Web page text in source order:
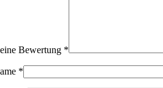
Bewertung *
*